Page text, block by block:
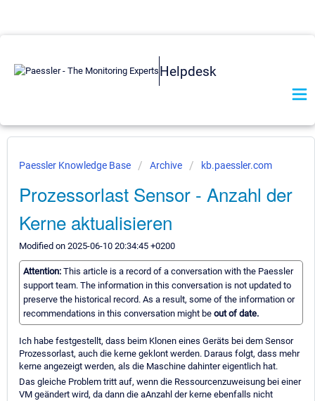
Helpdesk
Paessler Knowledge Base Archive kb.paessler.com
Prozessorlast Sensor - Anzahl der
Kerne aktualisieren
Modified on 2025-06-10 20:34:45 +0200
Attention: This article is a record of a conversation with the Paessler
support team. The information in this conversation is not updated to
preserve the historical record. As a result, some of the information or
recommendations in this conversation might be out of date.
Ich habe festgestellt, dass beim Klonen eines Geräts bei dem Sensor
Prozessorlast, auch die kerne geklont werden. Daraus folgt, dass mehr
kerne angezeigt werden, als die Maschine dahinter eigentlich hat.
Das gleiche Problem tritt auf, wenn die Ressourcenzuweisung bei einer
VM geändert wird, da dann die aAnzahl der kerne ebenfalls nicht